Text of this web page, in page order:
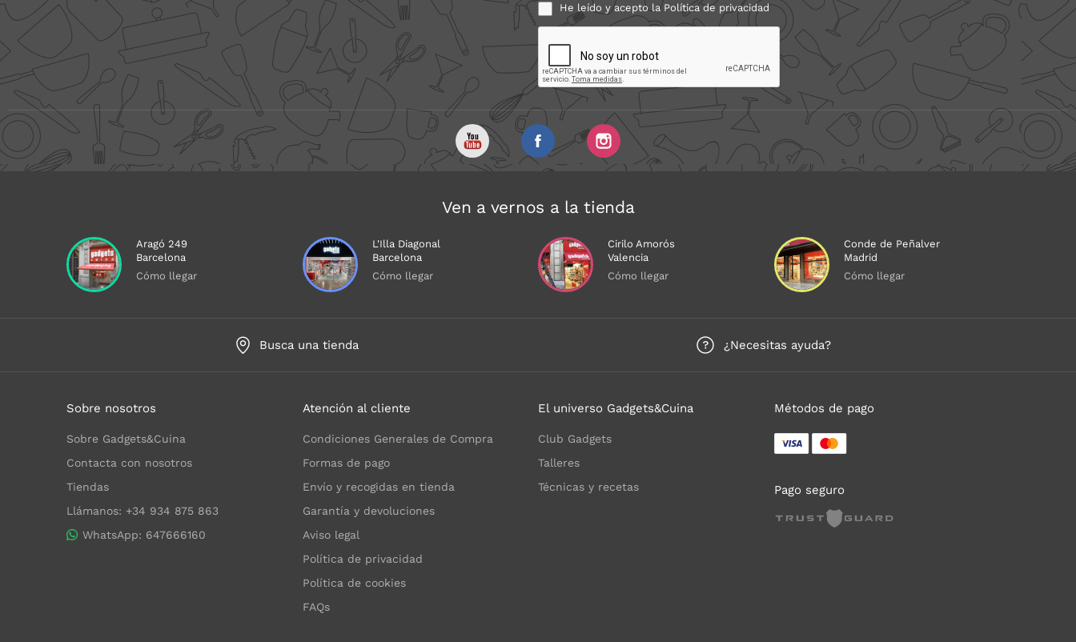
He leído y acepto la Política de privacidad
Ven a vernos a la tienda
Aragó 249
Barcelona
Cómo llegar
L'Illa Diagonal
Barcelona
Cómo llegar
Cirilo Amorós
Valencia
Cómo llegar
Conde de Peñalver
Madrid
Cómo llegar
Busca una tienda ¿Necesitas ayuda?
Sobre nosotros
Sobre Gadgets&Cuina
Contacta con nosotros
Tiendas
Llámanos: +34 934 875 863
WhatsApp: 647666160
Atención al cliente
Condiciones Generales de Compra
Formas de pago
Envío y recogidas en tienda
Garantía y devoluciones
Aviso legal
Política de privacidad
Política de cookies
FAQs
El universo Gadgets&Cuina
Club Gadgets
Talleres
Técnicas y recetas
Métodos de pago
Pago seguro